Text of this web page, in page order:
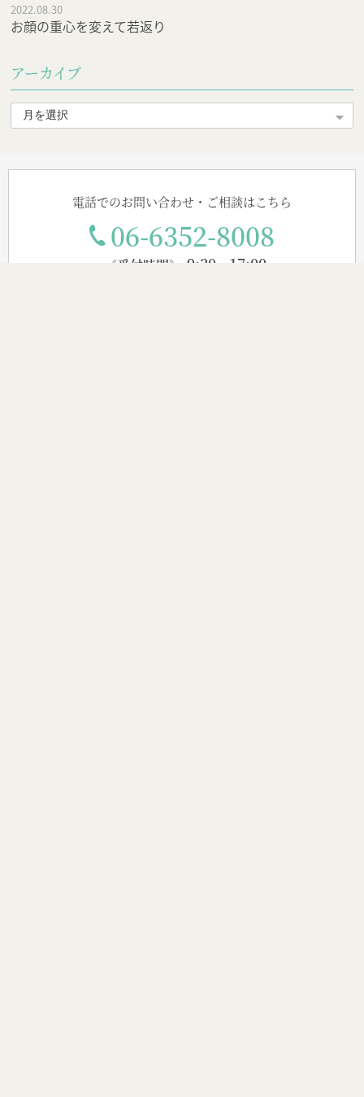
お顔の重心を変えて若返り
2022.08.30
アーカイブ
電話でのお問い合わせ・ご相談はこちら
06-6352-8008
《受付時間》 9:30 - 17:00